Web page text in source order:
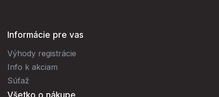
Informácie pre vas
Výhody registrácie
Info k akciam
Súťaž
Všetko o nákupe